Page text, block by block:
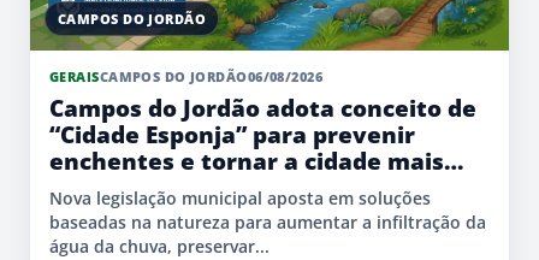
CAMPOS DO JORDÃO
GERAISCAMPOS DO JORDÃO06/08/2026
Campos do Jordão adota conceito de
“Cidade Esponja” para prevenir
enchentes e tornar a cidade mais
sustentável
Nova legislação municipal aposta em soluções
baseadas na natureza para aumentar a infiltração da
água da chuva, preservar...